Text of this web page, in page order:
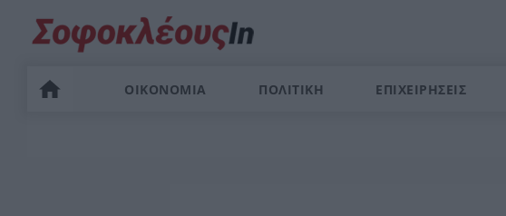
ΟΙΚΟΝΟΜΙΑ ΠΟΛΙΤΙΚΗ ΕΠΙΧΕΙΡΗΣΕΙΣ